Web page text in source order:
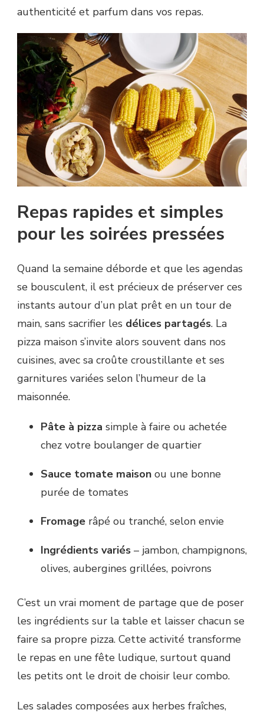
authenticité et parfum dans vos repas.
Repas rapides et simples
pour les soirées pressées
Quand la semaine déborde et que les agendas
se bousculent, il est précieux de préserver ces
instants autour d’un plat prêt en un tour de
main, sans sacrifier les délices partagés. La
pizza maison s’invite alors souvent dans nos
cuisines, avec sa croûte croustillante et ses
garnitures variées selon l’humeur de la
maisonnée.
Pâte à pizza simple à faire ou achetée
chez votre boulanger de quartier
Sauce tomate maison ou une bonne
purée de tomates
Fromage râpé ou tranché, selon envie
Ingrédients variés – jambon, champignons,
olives, aubergines grillées, poivrons
C’est un vrai moment de partage que de poser
les ingrédients sur la table et laisser chacun se
faire sa propre pizza. Cette activité transforme
le repas en une fête ludique, surtout quand
les petits ont le droit de choisir leur combo.
Les salades composées aux herbes fraîches,